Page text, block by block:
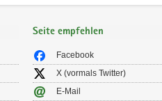
Seite empfehlen
Facebook
X (vormals Twitter)
E-Mail